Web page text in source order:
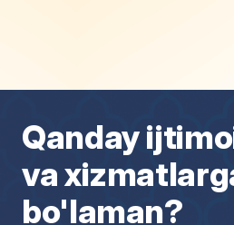
mtiy oz
Qanday
va
bo'laman?